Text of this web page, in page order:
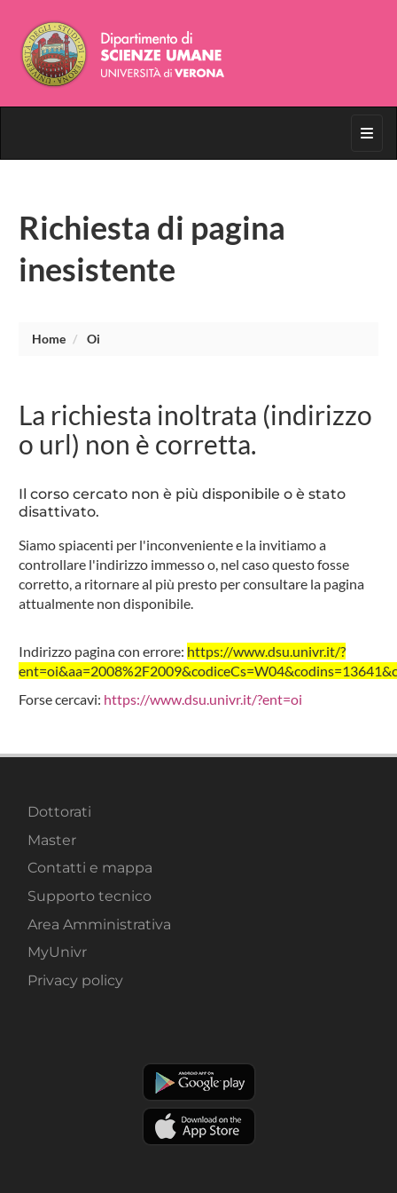
Richiesta di pagina
inesistente
Home Oi
La richiesta inoltrata (indirizzo
o url) non è corretta.
Il corso cercato non è più disponibile o è stato
disattivato.
Siamo spiacenti per l'inconveniente e la invitiamo a
controllare l'indirizzo immesso o, nel caso questo fosse
corretto, a ritornare al più presto per consultare la pagina
attualmente non disponibile.
Indirizzo pagina con errore: https://www.dsu.univr.it/?
Forse cercavi: https://www.dsu.univr.it/?ent=oi
Dottorati
Master
Contatti e mappa
Supporto tecnico
Area Amministrativa
MyUnivr
Privacy policy